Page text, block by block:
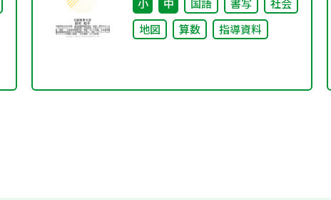
小 中 国語 書写
社会
地図
算数 指導資料